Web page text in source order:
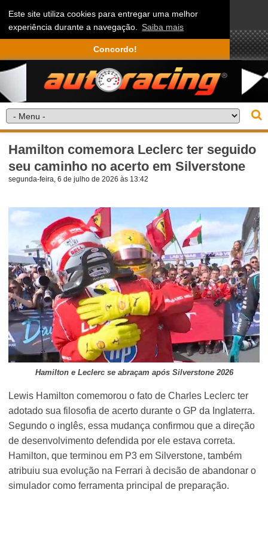
Este site utiliza cookies para entregar uma melhor
experiência durante a navegação. Saiba mais
Concordo!
Hamilton comemora Leclerc ter seguido
seu caminho no acerto em Silverstone
segunda-feira, 6 de julho de 2026 às 13:42
Hamilton e Leclerc se abraçam após Silverstone 2026
Lewis Hamilton comemorou o fato de Charles Leclerc ter
adotado sua filosofia de acerto durante o GP da Inglaterra.
Segundo o inglês, essa mudança confirmou que a direção
de desenvolvimento defendida por ele estava correta.
Hamilton, que terminou em P3 em Silverstone, também
atribuiu sua evolução na Ferrari à decisão de abandonar o
simulador como ferramenta principal de preparação.